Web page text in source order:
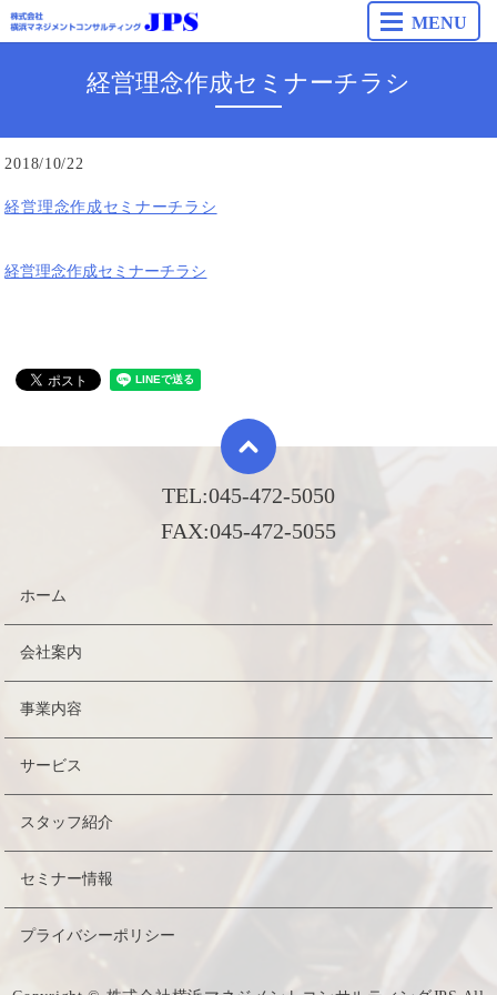
MENU
経営理念作成セミナーチラシ
2018/10/22
経営理念作成セミナーチラシ
経営理念作成セミナーチラシ
TEL:045-472-5050
FAX:045-472-5055
ホーム
会社案内
事業内容
サービス
スタッフ紹介
セミナー情報
プライバシーポリシー